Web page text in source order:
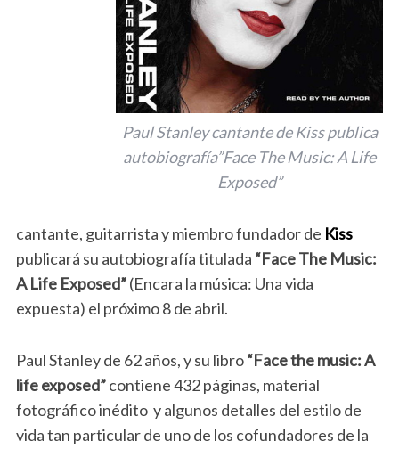
Paul Stanley cantante de Kiss publica
autobiografía”Face The Music: A Life
Exposed”
cantante, guitarrista y miembro fundador de Kiss
publicará su autobiografía titulada “Face The Music:
A Life Exposed”(Encara la música: Una vida
expuesta) el próximo 8 de abril.
Paul Stanley de 62 años, y su libro“Face the music: A
life exposed”contiene 432 páginas, material
fotográfico inédito y algunos detalles del estilo de
vida tan particular de uno de los cofundadores de la